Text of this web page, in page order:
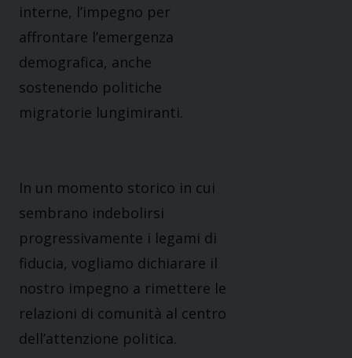
interne, l’impegno per
affrontare l’emergenza
demografica, anche
sostenendo politiche
migratorie lungimiranti.
In un momento storico in cui
sembrano indebolirsi
progressivamente i legami di
fiducia, vogliamo dichiarare il
nostro impegno a rimettere le
relazioni di comunità al centro
dell’attenzione politica.